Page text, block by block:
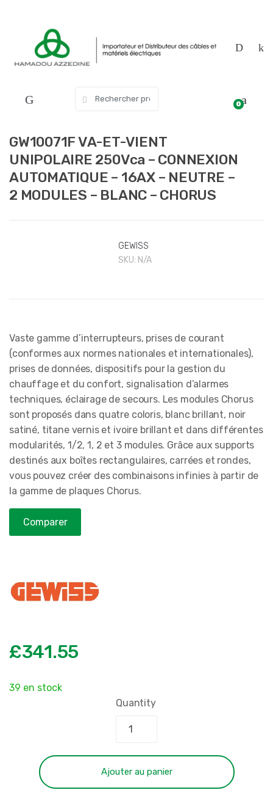
navigation
for:
0
GW10071F VA-ET-VIENT
UNIPOLAIRE 250Vca – CONNEXION
AUTOMATIQUE – 16AX – NEUTRE –
2 MODULES – BLANC – CHORUS
GEWISS
SKU: N/A
Vaste gamme d’interrupteurs, prises de courant
(conformes aux normes nationales et internationales),
prises de données, dispositifs pour la gestion du
chauffage et du confort, signalisation d’alarmes
techniques, éclairage de secours. Les modules Chorus
sont proposés dans quatre coloris, blanc brillant, noir
satiné, titane vernis et ivoire brillant et dans différentes
modularités, 1/2, 1, 2 et 3 modules. Grâce aux supports
destinés aux boîtes rectangulaires, carrées et rondes,
vous pouvez créer des combinaisons infinies à partir de
la gamme de plaques Chorus.
Comparer
£341.55
39 en stock
Quantity
Ajouter au panier